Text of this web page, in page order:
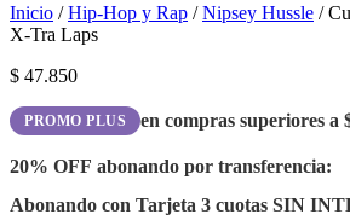
Inicio /Hip-Hop y Rap /Nipsey Hussle /
X-Tra Laps
$ 47.850
PROMO PLUS en compras superiores a
20% OFF abonando por transferencia:
Abonando con Tarjeta 3 cuotas SIN